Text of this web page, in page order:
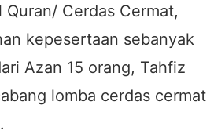
Quran/ Cerdas Cermat,
kepesertaan sebanyak
Azan 15 orang, Tahfiz
lomba cerdas cermat